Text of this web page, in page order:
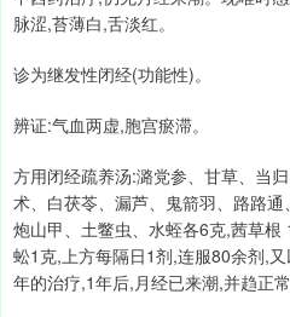
脉涩,苔薄白,舌淡红。
诊为继发性闭经(功能性)。
辨证:气血两虚,胞宫瘀滞。
方用闭经疏养汤:潞党参、甘草、当
术、白茯苓、漏芦、鬼箭羽、路路通
炮山甲、土鳖虫、水蛭各6克,茜草
蚣1克,上方每隔日1剂,连服80余剂,
年的治疗,1年后,月经已来潮,并趋正常